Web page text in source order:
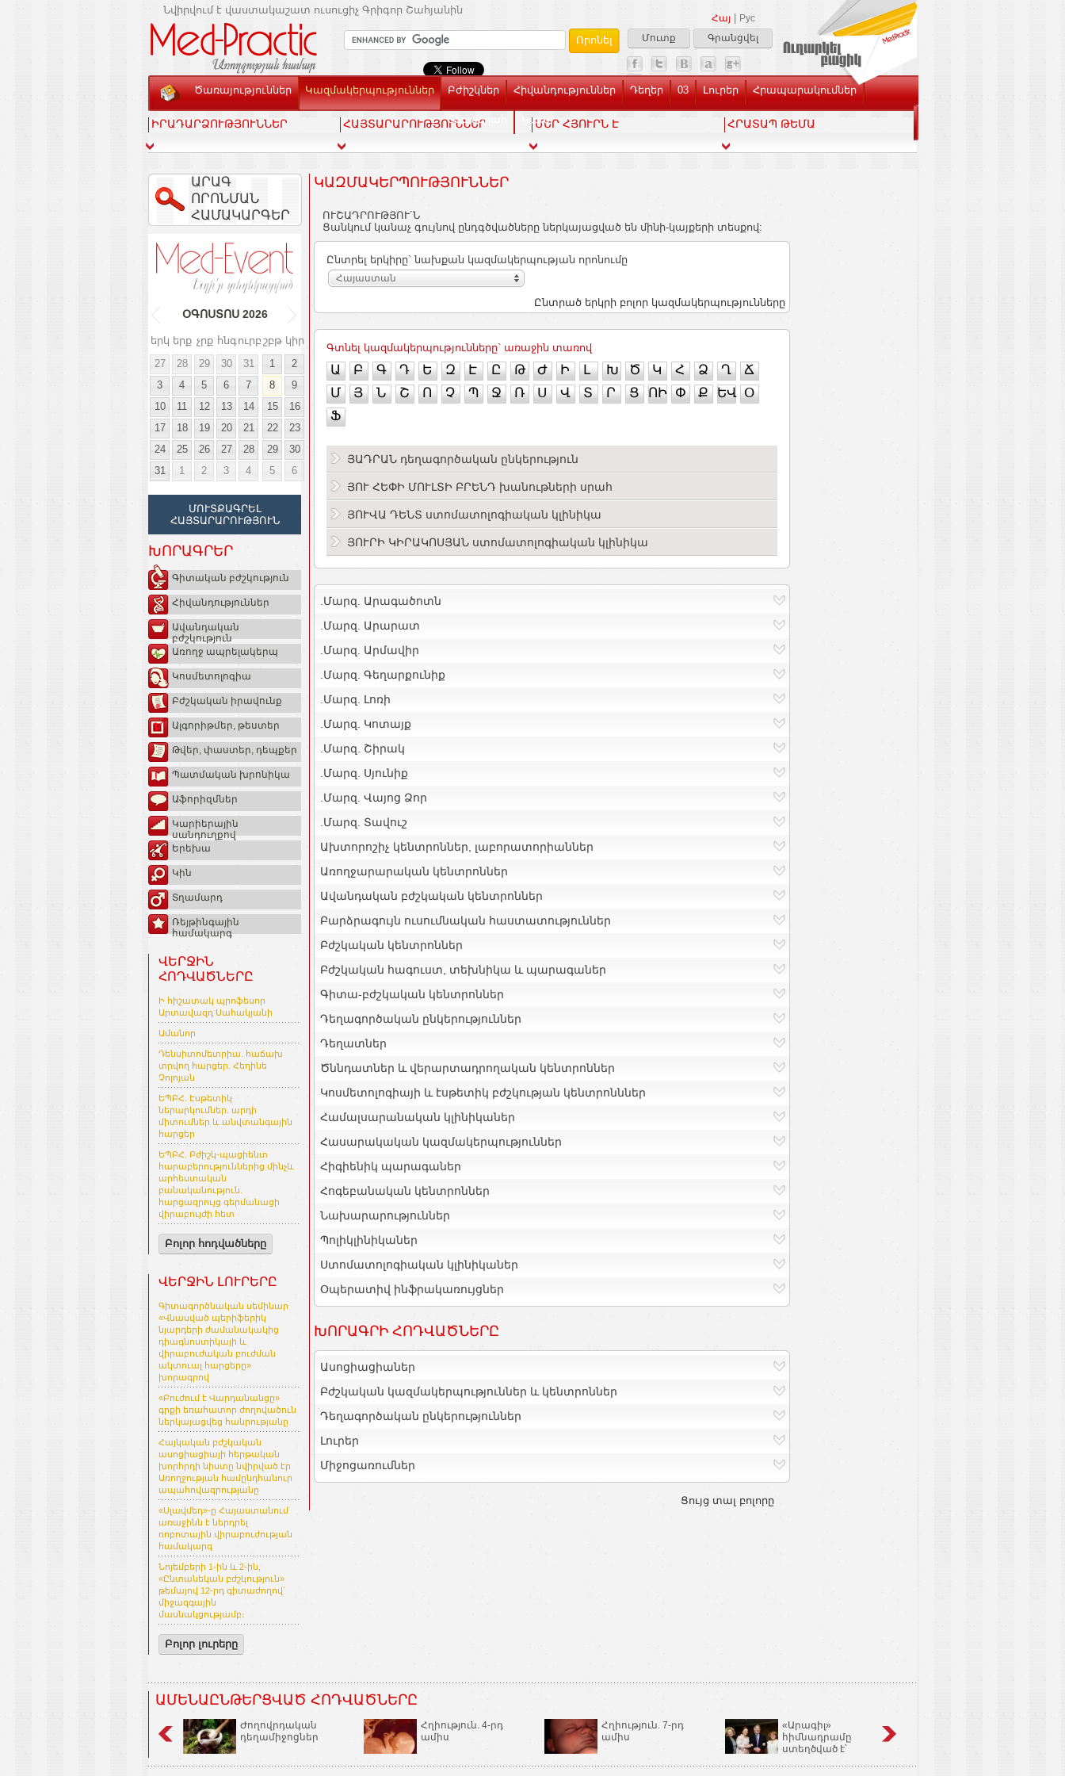
Հայ
Рус
Մուտք
Գրանցվել
Նվիրվում է վաստակաշատ ուսուցիչ Գրիգոր Շահյանին
Ծառայություններ Կազմակերպություններ Բժիշկներ Հիվանդություններ Դեղեր 03 Լուրեր Հրապարակումներ
Տեսասրահ Կապ
ԻՐԱԴԱՐՁՈՒԹՅՈՒՆՆԵՐ ՀԱՅՏԱՐԱՐՈՒԹՅՈՒՆՆԵՐ ՄԵՐ ՀՅՈՒՐՆ Է ՀՐԱՏԱՊ ԹԵՄԱ
ԱՐԱԳ
ՈՐՈՆՄԱՆ
ՀԱՄԱԿԱՐԳԵՐ
ՕԳՈՍՏՈՍ 2026
երկ երք չրք հնգուրբ շբթ կիր
27
28 29 30 31 1
2
3
4 5 6 7 8
9
10
11 12 13 14 15
16
17
18 19 20 21 22
23
24
25 26 27 28 29
30
31
1 2 3 4 5 6
ՄՈՒՏՔԱԳՐԵԼ
ՀԱՅՏԱՐԱՐՈՒԹՅՈՒՆ
ԽՈՐԱԳՐԵՐ
Գիտական բժշկություն
Հիվանդություններ
Ավանդական
բժշկություն
Առողջ ապրելակերպ
Կոսմետոլոգիա
Բժշկական իրավունք
Ալգորիթմեր, թեստեր
Թվեր, փաստեր, դեպքեր
Պատմական խրոնիկա
Աֆորիզմներ
Կարիերային
սանդուղքով
Երեխա
Կին
Տղամարդ
Ռեյթինգային
համակարգ
ՎԵՐՋԻՆ
ՀՈԴՎԱԾՆԵՐԸ
Ի հիշատակ պրոֆեսոր
Արտավազդ Սահակյանի
Ամանոր
Դենսիտոմետրիա. հաճախ
տրվող հարցեր. Հեղինե
Չոլոյան
ԵՊԲՀ. Էսթետիկ
ներարկումներ. արդի
միտումներ և անվտանգային
հարցեր
ԵՊԲՀ. Բժիշկ-պացիենտ
հարաբերություններից մինչև
արհեստական
բանականություն.
հարցազրույց գերմանացի
վիրաբույժի հետ
Բոլոր հոդվածները
ՎԵՐՋԻՆ ԼՈՒՐԵՐԸ
Գիտագործնական սեմինար
«Վնասված պերիֆերիկ
նյարդերի ժամանակակից
դիագնոստիկայի և
վիրաբուժական բուժման
ակտուալ հարցերը»
խորագրով
«Բուժում է Վարդանանցը»
գրքի եռահատոր ժողովածուն
ներկայացվեց հանրությանը
Հայկական բժշկական
ասոցիացիայի հերթական
խորհրդի նիստը նվիրված էր
Առողջության համընդհանուր
ապահովագրությանը
«Սլավմեդ»-ը Հայաստանում
առաջինն է ներդրել
ռոբոտային վիրաբուժության
համակարգ
Նոյեմբերի 1-ին և 2-ին,
«Ընտանեկան բժշկություն»
թեմայով 12-րդ գիտաժողով՝
միջազգային
մասնակցությամբ։
Բոլոր լուրերը
ԿԱԶՄԱԿԵՐՊՈՒԹՅՈՒՆՆԵՐ
ՈՒՇԱԴՐՈՒԹՅՈՒ´Ն
Ցանկում կանաչ գույնով ընդգծվածները ներկայացված են մինի-կայքերի տեսքով:
Ընտրել երկիրը` նախքան կազմակերպության որոնումը
Հայաստան
Ընտրած երկրի բոլոր կազմակերպությունները
Գտնել կազմակերպությունները` առաջին տառով
Ա Բ Գ Դ Ե Զ Է Ը Թ Ժ Ի Լ Խ Ծ Կ Հ Ձ Ղ
Ճ
Մ
Յ Ն Շ Ո Չ Պ Ջ Ռ Ս Վ Տ Ր Ց ՈԻ Փ Ք ԵՎ Օ
Ֆ
ՅԱԴՐԱՆ դեղագործական ընկերություն
ՅՈՒ ՀԵՓԻ ՄՈՒԼՏԻ ԲՐԵՆԴ խանութների սրահ
ՅՈՒՎԱ ԴԵՆՏ ստոմատոլոգիական կլինիկա
ՅՈՒՐԻ ԿԻՐԱԿՈՍՅԱՆ ստոմատոլոգիական կլինիկա
.Մարզ. Արագածոտն
.Մարզ. Արարատ
.Մարզ. Արմավիր
.Մարզ. Գեղարքունիք
.Մարզ. Լոռի
.Մարզ. Կոտայք
.Մարզ. Շիրակ
.Մարզ. Սյունիք
.Մարզ. Վայոց Ձոր
.Մարզ. Տավուշ
Ախտորոշիչ կենտրոններ, լաբորատորիաններ
Առողջարարական կենտրոններ
Ավանդական բժշկական կենտրոններ
Բարձրագույն ուսումնական հաստատություններ
Բժշկական կենտրոններ
Բժշկական հագուստ, տեխնիկա և պարագաներ
Գիտա-բժշկական կենտրոններ
Դեղագործական ընկերություններ
Դեղատներ
Ծննդատներ և վերարտադրողական կենտրոններ
Կոսմետոլոգիայի և էսթետիկ բժշկության կենտրոնններ
Համալսարանական կլինիկաներ
Հասարակական կազմակերպություններ
Հիգիենիկ պարագաներ
Հոգեբանական կենտրոններ
Նախարարություններ
Պոլիկլինիկաներ
Ստոմատոլոգիական կլինիկաներ
Օպերատիվ ինֆրակառույցներ
ԽՈՐԱԳՐԻ ՀՈԴՎԱԾՆԵՐԸ
Ասոցիացիաներ
Բժշկական կազմակերպություններ և կենտրոններ
Դեղագործական ընկերություններ
Լուրեր
Միջոցառումներ
Ցույց տալ բոլորը
ԱՄԵՆԱԸՆԹԵՐՑՎԱԾ ՀՈԴՎԱԾՆԵՐԸ
Ժողովրդական
դեղամիջոցներ
Հղիություն. 4-րդ
ամիս
Հղիություն. 7-րդ
ամիս
«Արագիլ»
հիմնադրամը
ստեղծված է՝